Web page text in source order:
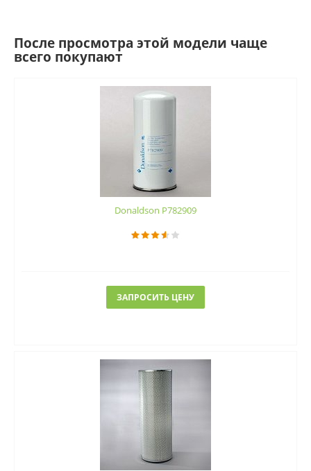
После просмотра этой модели чаще
всего покупают
Donaldson P782909
ЗАПРОСИТЬ ЦЕНУ